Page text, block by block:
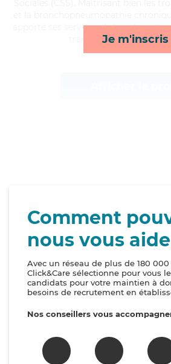
Je m'inscris
apporte ses services de lever/
transports et toilette/
Comment
nous vous
Avec un réseau de plus de 180
Click&Care sélectionne pour vous
candidats pour votre maintien à
besoins de recrutement en
Nos conseillers vous